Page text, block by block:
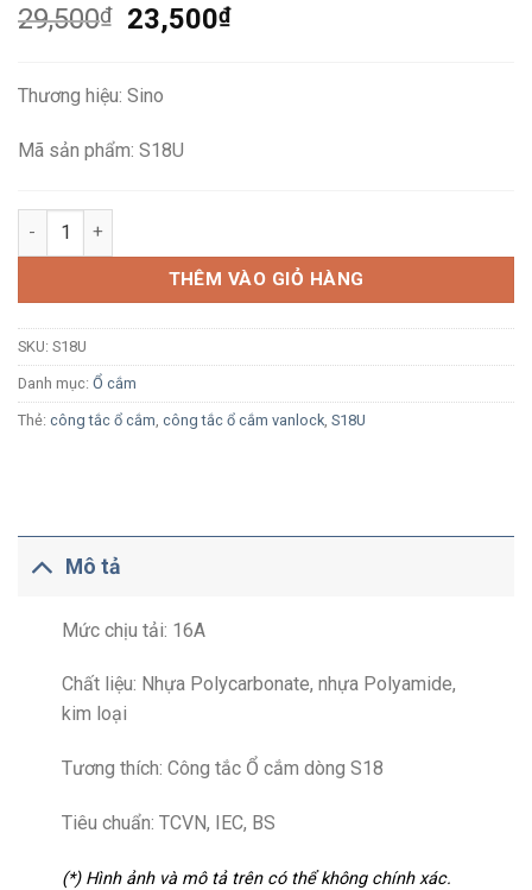
29,500₫
Giá
29,500₫.
23,500₫Giá
Thương hiệu: Sino
Mã sản phẩm: S18U
Ổ cắm đơn Sino S18U 2 chấu số lượng
THÊM VÀO GIỎ HÀNG
SKU: S18U
Danh mục: Ổ cắm
Thẻ: công tắc ổ cắm công tắc ổ cắm vanlock S18U
Mô tả
Mức chịu tải: 16A
Chất liệu: Nhựa Polycarbonate, nhựa Polyamide,
kim loại
Tương thích: Công tắc Ổ cắm dòng S18
Tiêu chuẩn: TCVN, IEC, BS
(*) Hình ảnh và mô tả trên có thể không chính xác.